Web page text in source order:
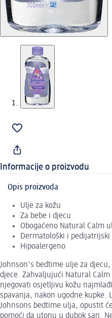
Informacije o proizvodu
Opis proizvoda
Ulje za kožu
Za bebe i djecu
Obogaćeno Natural Calm
Dermatološki i
Hipoalergeno
Johnson's bedtime ulje za
djece. Zahvaljujući Natural
njegovati osjetljivu kožu
spavanja, nakon ugodne kupke.
Johnsons bedtime ulja, opustit
pomoći da utonu u dubok san.